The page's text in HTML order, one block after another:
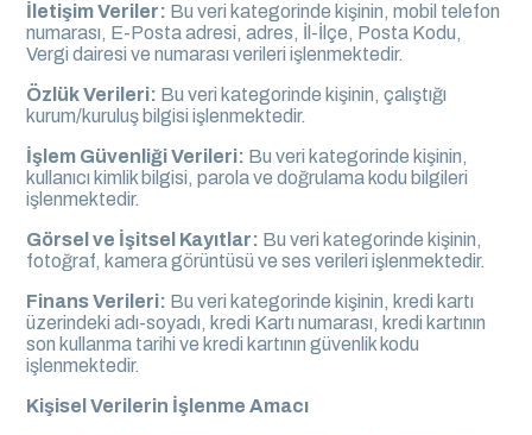
İletişim Veriler: Bu veri kategorinde kişinin, mobil telefon
numarası, E-Posta adresi, adres, İl-İlçe, Posta Kodu,
Vergi dairesi ve numarası verileri işlenmektedir.
Özlük Verileri: Bu veri kategorinde kişinin, çalıştığı
kurum/kuruluş bilgisi işlenmektedir.
İşlem Güvenliği Verileri: Bu veri kategorinde kişinin,
kullanıcı kimlik bilgisi, parola ve doğrulama kodu bilgileri
işlenmektedir.
Görsel ve İşitsel Kayıtlar: Bu veri kategorinde kişinin,
fotoğraf, kamera görüntüsü ve ses verileri işlenmektedir.
Finans Verileri: Bu veri kategorinde kişinin, kredi kartı
üzerindeki adı-soyadı, kredi Kartı numarası, kredi kartının
son kullanma tarihi ve kredi kartının güvenlik kodu
işlenmektedir.
Kişisel Verilerin İşlenme Amacı